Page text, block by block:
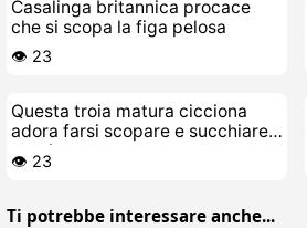
Casalinga britannica procace
che si scopa la figa pelosa
👁️ 23
Questa troia matura cicciona
adora farsi scopare e succhiare
cazzi
👁️ 23
Ti potrebbe interessare anche...